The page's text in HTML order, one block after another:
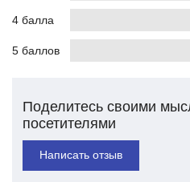
4 балла
5 баллов
Поделитесь своими
посетителями
Написать отзыв